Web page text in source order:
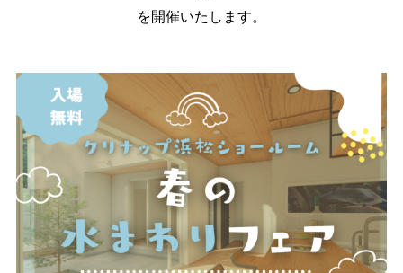
を開催いたします。